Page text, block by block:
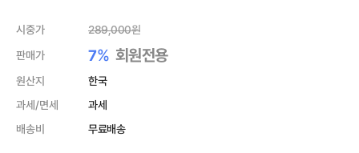
시중가 289,000원
판매가
7% 회원전용
원산지
한국
과세/면세
과세
배송비
무료배송